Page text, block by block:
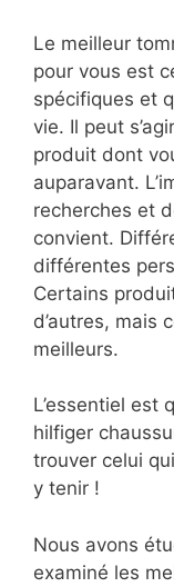
Le meilleur
pour vous est
spécifiques et
vie. Il peut
produit dont
auparavant.
recherches et
convient.
différentes
Certains
d’autres, mais
meilleurs.
L’essentiel est
hilfiger
trouver celui
y tenir !
Nous avons
examiné les